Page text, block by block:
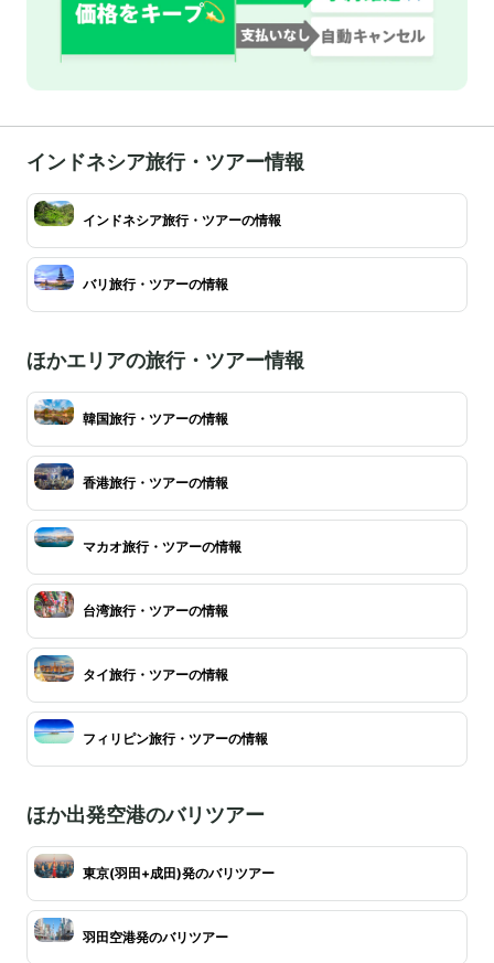
インドネシア旅行・ツアー情報
インドネシア旅行・ツアーの情報
バリ旅行・ツアーの情報
ほかエリアの旅行・ツアー情報
韓国旅行・ツアーの情報
香港旅行・ツアーの情報
マカオ旅行・ツアーの情報
台湾旅行・ツアーの情報
タイ旅行・ツアーの情報
フィリピン旅行・ツアーの情報
ほか出発空港のバリツアー
東京(羽田+成田)発のバリツアー
羽田空港発のバリツアー